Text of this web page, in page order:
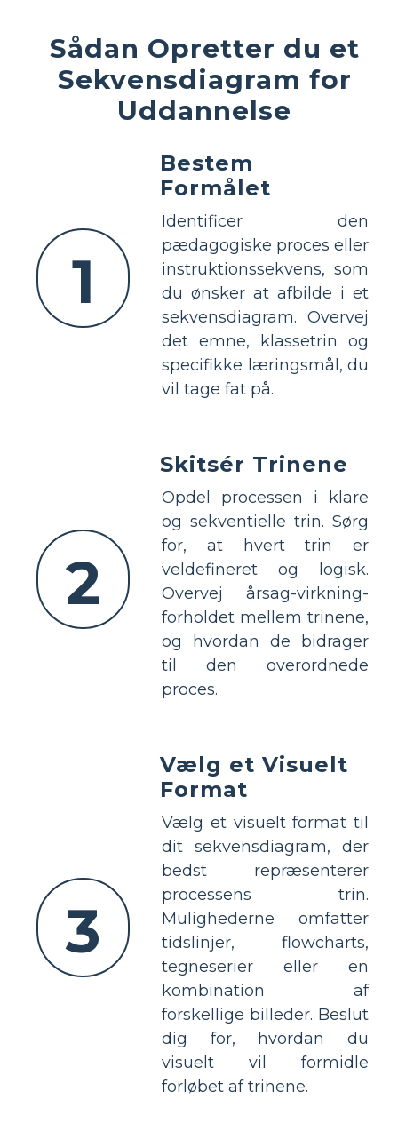
Sådan Opretter du et
Sekvensdiagram for
Uddannelse
1
Bestem
Formålet
Identificer den
pædagogiske proces eller
instruktionssekvens, som
du ønsker at afbilde i et
sekvensdiagram. Overvej
det emne, klassetrin og
specifikke læringsmål, du
vil tage fat på.
2
Skitsér Trinene
Opdel processen i klare
og sekventielle trin. Sørg
for, at hvert trin er
veldefineret og logisk.
Overvej årsag-virkning-
forholdet mellem trinene,
og hvordan de bidrager
til den overordnede
proces.
3
Vælg et Visuelt
Format
Vælg et visuelt format til
dit sekvensdiagram, der
bedst repræsenterer
processens trin.
Mulighederne omfatter
tidslinjer, flowcharts,
tegneserier eller en
kombination af
forskellige billeder. Beslut
dig for, hvordan du
visuelt vil formidle
forløbet af trinene.